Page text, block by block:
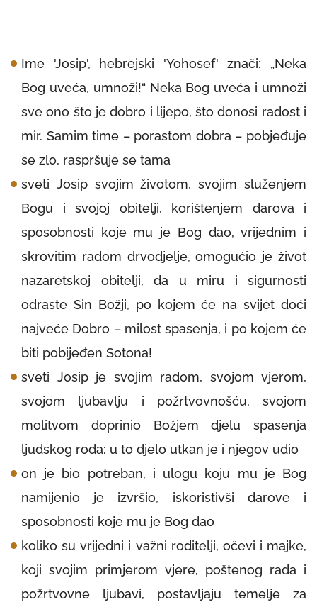
Ime 'Josip', hebrejski 'Yohosef' znači: „Neka
Bog uveća, umnoži!“ Neka Bog uveća i umnoži
sve ono što je dobro i lijepo, što donosi radost i
mir. Samim time – porastom dobra – pobjeđuje
se zlo, raspršuje se tama
sveti Josip svojim životom, svojim služenjem
Bogu i svojoj obitelji, korištenjem darova i
sposobnosti koje mu je Bog dao, vrijednim i
skrovitim radom drvodjelje, omogućio je život
nazaretskoj obitelji, da u miru i sigurnosti
odraste Sin Božji, po kojem će na svijet doći
najveće Dobro – milost spasenja, i po kojem će
biti pobijeđen Sotona!
sveti Josip je svojim radom, svojom vjerom,
svojom ljubavlju i požrtvovnošću, svojom
molitvom doprinio Božjem djelu spasenja
ljudskog roda: u to djelo utkan je i njegov udio
on je bio potreban, i ulogu koju mu je Bog
namijenio je izvršio, iskoristivši darove i
sposobnosti koje mu je Bog dao
koliko su vrijedni i važni roditelji, očevi i majke,
koji svojim primjerom vjere, poštenog rada i
požrtvovne ljubavi, postavljaju temelje za